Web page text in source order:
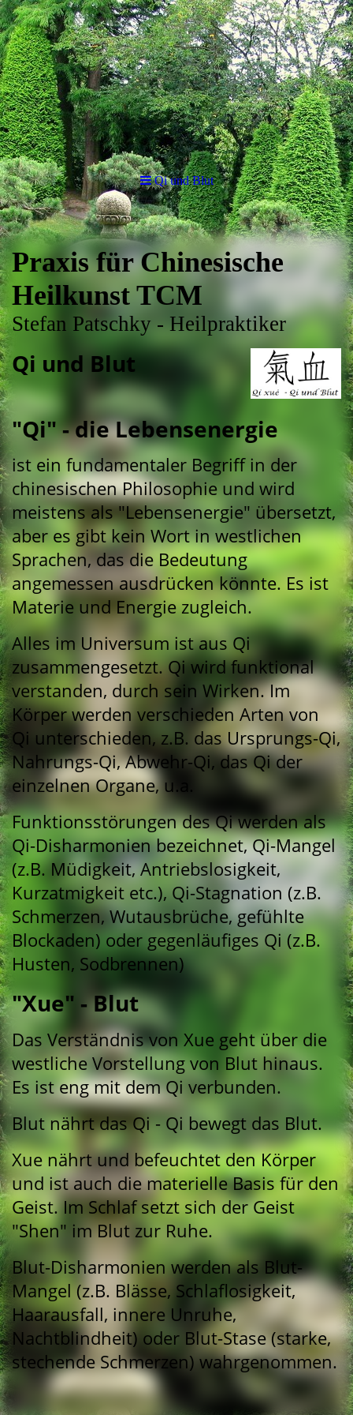
Qi und Blut
Praxis für Chinesische
Heilkunst TCM
Stefan Patschky - Heilpraktiker
Qi und Blut
"Qi" - die Lebensenergie
ist ein fundamentaler Begriff in der
chinesischen Philosophie und wird
meistens als "Lebensenergie" übersetzt,
aber es gibt kein Wort in westlichen
Sprachen, das die Bedeutung
angemessen ausdrücken könnte. Es ist
Materie und Energie zugleich.
Alles im Universum ist aus Qi
zusammengesetzt. Qi wird funktional
verstanden, durch sein Wirken. Im
Körper werden verschieden Arten von
Qi unterschieden, z.B. das Ursprungs-Qi,
Nahrungs-Qi, Abwehr-Qi, das Qi der
einzelnen Organe, u.a.
Funktionsstörungen des Qi werden als
Qi-Disharmonien bezeichnet, Qi-Mangel
(z.B. Müdigkeit, Antriebslosigkeit,
Kurzatmigkeit etc.), Qi-Stagnation (z.B.
Schmerzen, Wutausbrüche, gefühlte
Blockaden) oder gegenläufiges Qi (z.B.
Husten, Sodbrennen)
"Xue" - Blut
Das Verständnis von Xue geht über die
westliche Vorstellung von Blut hinaus.
Es ist eng mit dem Qi verbunden.
Blut nährt das Qi - Qi bewegt das Blut.
Xue nährt und befeuchtet den Körper
und ist auch die materielle Basis für den
Geist. Im Schlaf setzt sich der Geist
"Shen" im Blut zur Ruhe.
Blut-Disharmonien werden als Blut-
Mangel (z.B. Blässe, Schlaflosigkeit,
Haarausfall, innere Unruhe,
Nachtblindheit) oder Blut-Stase (starke,
stechende Schmerzen) wahrgenommen.